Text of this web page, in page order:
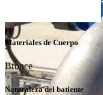
Materiales de Cuerpo
Bronce
Naturaleza del batiente